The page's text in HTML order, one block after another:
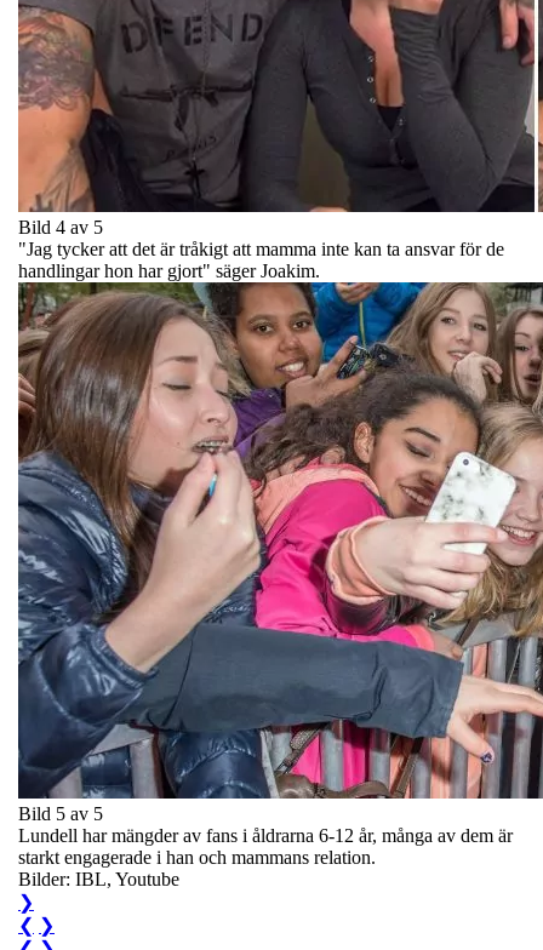
Bild 4 av 5
"Jag tycker att det är tråkigt att mamma inte kan ta ansvar för de
handlingar hon har gjort" säger Joakim.
Bild 5 av 5
Lundell har mängder av fans i åldrarna 6-12 år, många av dem är
starkt engagerade i han och mammans relation.
Bilder: IBL, Youtube
❯
❮ ❯